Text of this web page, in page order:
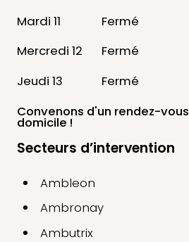
Mardi 11
Fermé
Mercredi 12
Fermé
Jeudi 13
Fermé
Convenons d'un rendez-vous
domicile !
Secteurs d’intervention
Ambleon
Ambronay
Ambutrix